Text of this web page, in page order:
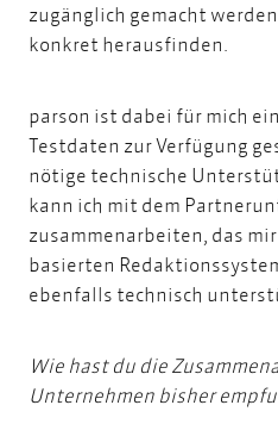
zugänglich gemacht
konkret herausfinden.
parson ist dabei für mich
Testdaten zur Verfügung
nötige technische
kann ich mit dem
zusammenarbeiten, das
basierten
ebenfalls technisch
Wie hast du die
Unternehmen bisher